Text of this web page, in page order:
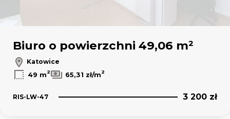
Biuro o powierzchni 49,06 m²
Katowice
49 m2 65,31 zł/m2
RIS-LW-47 3 200 zł